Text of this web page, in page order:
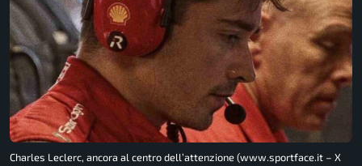
Charles Leclerc, ancora al centro dell’attenzione (www.sportface.it – X